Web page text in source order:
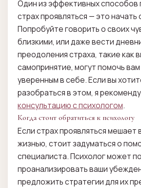
Один из эффективных способов
страх проявляться — это начать
Попробуйте говорить о своих
близкими, или даже вести
преодоления страха, такие как
самопринятие, могут помочь
уверенным в себе. Если вы
разобраться в этом, я
консультацию с психологом.
Когда стоит обратиться к психологу
Если страх проявляться мешает
жизнью, стоит задуматься о
специалиста. Психолог может
проанализировать ваши
предложить стратегии для их